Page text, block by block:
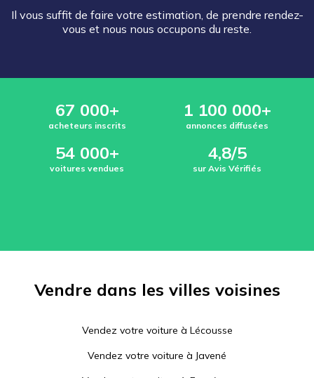
Il vous suffit de faire votre estimation, de prendre rendez-
vous et nous nous occupons du reste.
67 000+
acheteurs inscrits
1 100 000+
annonces diffusées
54 000+
voitures vendues
4,8/5
sur Avis Vérifiés
Vendre dans les villes voisines
Vendez votre voiture à Lécousse
Vendez votre voiture à Javené